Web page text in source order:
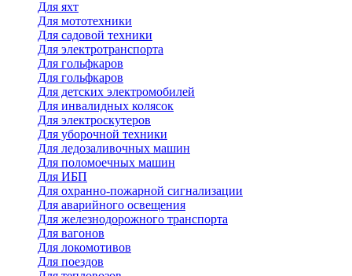
Для яхт
Для мототехники
Для садовой техники
Для электротранспорта
Для гольфкаров
Для гольфкаров
Для детских электромобилей
Для инвалидных колясок
Для электроскутеров
Для уборочной техники
Для ледозаливочных машин
Для поломоечных машин
Для ИБП
Для охранно-пожарной сигнализации
Для аварийного освещения
Для железнодорожного транспорта
Для вагонов
Для локомотивов
Для поездов